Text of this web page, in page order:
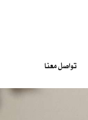
تواصل معنا